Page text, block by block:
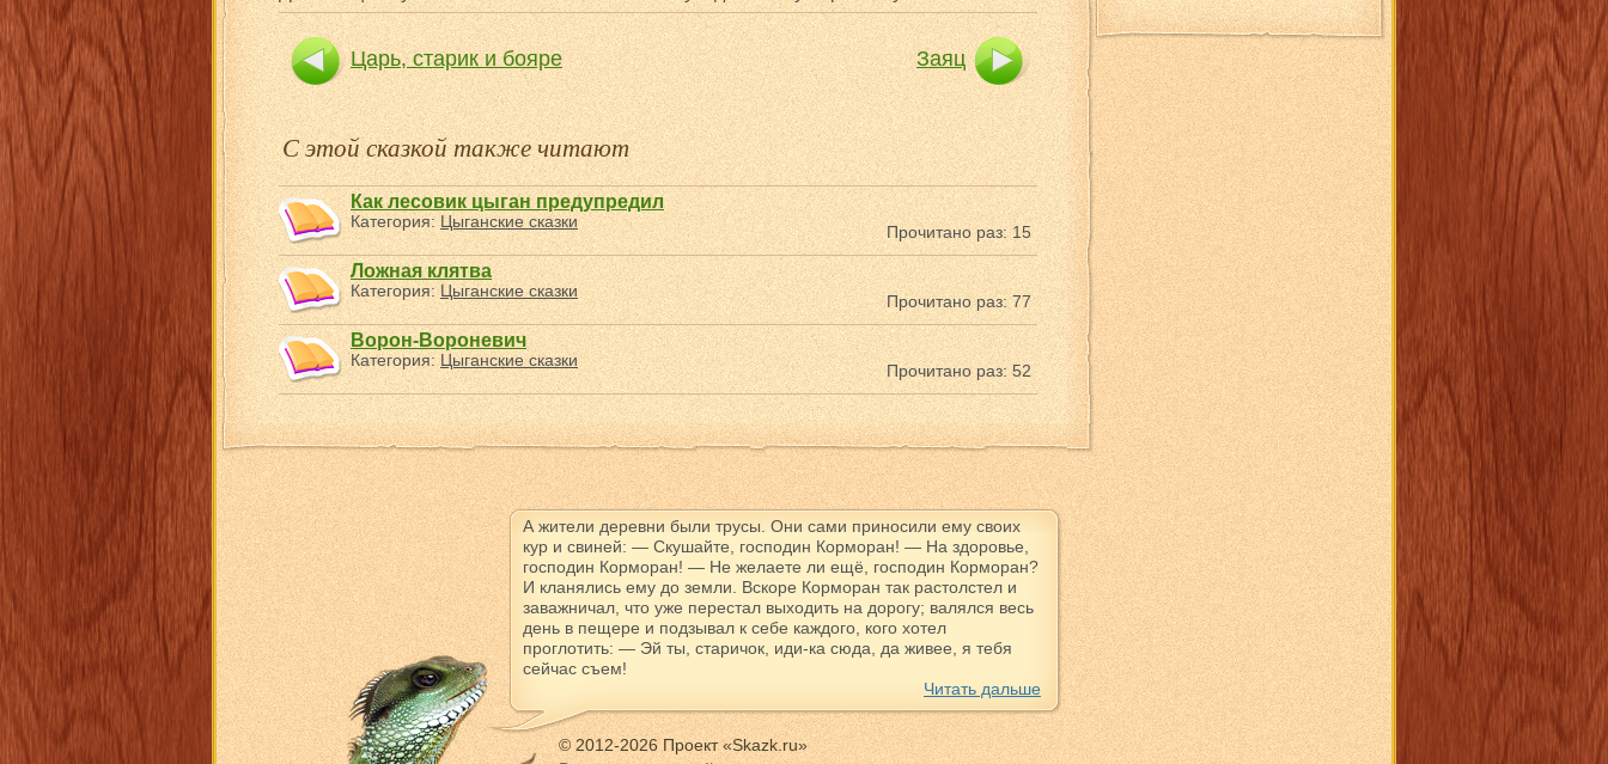
Царь, старик и бояре Заяц
С этой сказкой также читают
Как лесовик цыган предупредил
Категория:Цыганские сказки
Прочитано раз: 15
Ложная клятва
Категория:Цыганские сказки
Прочитано раз: 77
Ворон-Вороневич
Категория:Цыганские сказки
Прочитано раз: 52
А жители деревни были трусы. Они сами приносили ему своих
кур и свиней: — Скушайте, господин Корморан! — На здоровье,
господин Корморан! — Не желаете ли ещё, господин Корморан?
И кланялись ему до земли. Вскоре Корморан так растолстел и
заважничал, что уже перестал выходить на дорогу; валялся весь
день в пещере и подзывал к себе каждого, кого хотел
проглотить: — Эй ты, старичок, иди-ка сюда, да живее, я тебя
сейчас съем!
Читать дальше
© 2012-2026 Проект «Skazk.ru»